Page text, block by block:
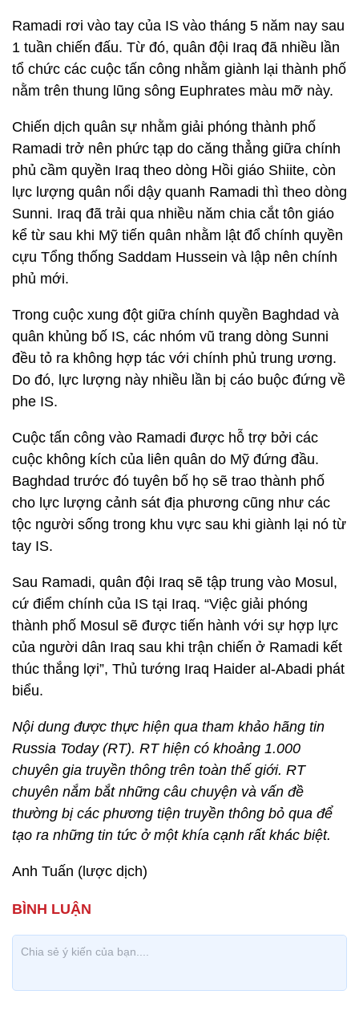
Ramadi rơi vào tay của IS vào tháng 5 năm nay sau
1 tuần chiến đấu. Từ đó, quân đội Iraq đã nhiều lần
tổ chức các cuộc tấn công nhằm giành lại thành phố
nằm trên thung lũng sông Euphrates màu mỡ này.
Chiến dịch quân sự nhằm giải phóng thành phố
Ramadi trở nên phức tạp do căng thẳng giữa chính
phủ cầm quyền Iraq theo dòng Hồi giáo Shiite, còn
lực lượng quân nổi dậy quanh Ramadi thì theo dòng
Sunni. Iraq đã trải qua nhiều năm chia cắt tôn giáo
kể từ sau khi Mỹ tiến quân nhằm lật đổ chính quyền
cựu Tổng thống Saddam Hussein và lập nên chính
phủ mới.
Trong cuộc xung đột giữa chính quyền Baghdad và
quân khủng bố IS, các nhóm vũ trang dòng Sunni
đều tỏ ra không hợp tác với chính phủ trung ương.
Do đó, lực lượng này nhiều lần bị cáo buộc đứng về
phe IS.
Cuộc tấn công vào Ramadi được hỗ trợ bởi các
cuộc không kích của liên quân do Mỹ đứng đầu.
Baghdad trước đó tuyên bố họ sẽ trao thành phố
cho lực lượng cảnh sát địa phương cũng như các
tộc người sống trong khu vực sau khi giành lại nó từ
tay IS.
Sau Ramadi, quân đội Iraq sẽ tập trung vào Mosul,
cứ điểm chính của IS tại Iraq. “Việc giải phóng
thành phố Mosul sẽ được tiến hành với sự hợp lực
của người dân Iraq sau khi trận chiến ở Ramadi kết
thúc thắng lợi”, Thủ tướng Iraq Haider al-Abadi phát
biểu.
Nội dung được thực hiện qua tham khảo hãng tin
Russia Today (RT). RT hiện có khoảng 1.000
chuyên gia truyền thông trên toàn thế giới. RT
chuyên nắm bắt những câu chuyện và vấn đề
thường bị các phương tiện truyền thông bỏ qua để
tạo ra những tin tức ở một khía cạnh rất khác biệt.
Anh Tuấn (lược dịch)